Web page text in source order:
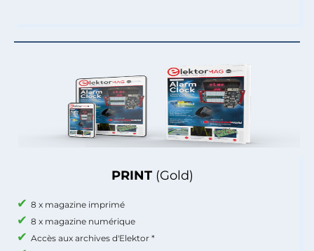
PRINT (Gold)
8 x magazine imprimé
8 x magazine numérique
Accès aux archives d'Elektor *